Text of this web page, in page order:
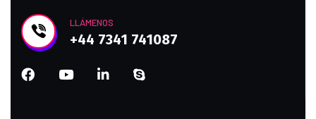
LLÁMENOS
+44 7341 741087